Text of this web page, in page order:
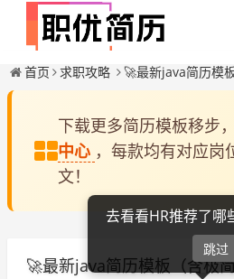
首页 求职攻略 🚀最新java简历模板（
下载更多简历模板移步，
中心 ，每款均有对应岗
文！
🚀最新java简历模板（含极
去看看HR推荐了哪
跳过